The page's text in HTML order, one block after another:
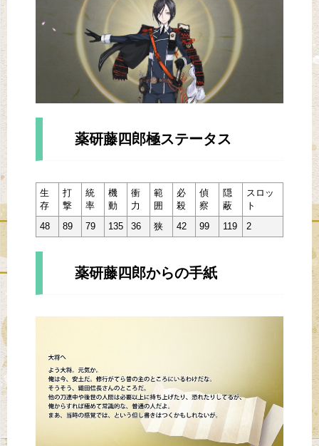
薬研藤四郎極ステータス
生
存
打
撃
統
率
機
動
衝
力
範
囲
必
殺
偵
察
隠
蔽
スロッ
ト
48
89 79 135 36 狭 42 99 119 2
薬研藤四郎からの手紙